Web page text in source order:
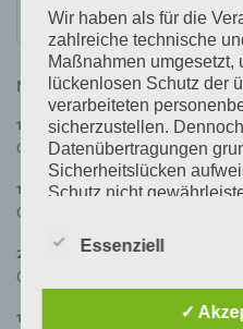
NÄCHSTE
11. August 2026,19:30– 21:30
Chorprobe Sing & Swing
18. August 2026,19:30–21:30
Chorprobe Sing & Swing
25. August 2026,19:30–
Chorprobe Sing & Swing
1. September 2026 –21:30
Wir haben als für die
zahlreiche technische
Maßnahmen umgesetzt,
lückenlosen Schutz der
verarbeiteten
sicherzustellen.
Datenübertragungen
Sicherheitslücken
Schutz nicht
frei, personenbezogene
alternativen Wegen,
Essenziell
✓